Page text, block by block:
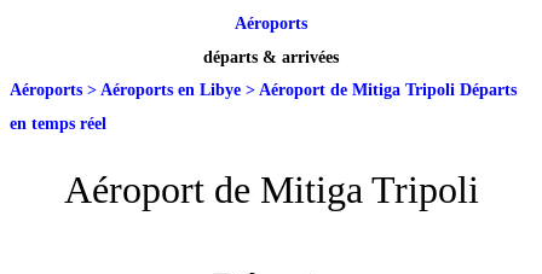
Aéroports
départs & arrivées
Aéroports > Aéroports en Libye > Aéroport de Mitiga Tripoli Départs
en temps réel
Aéroport de Mitiga Tripoli